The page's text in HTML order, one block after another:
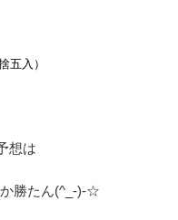
五入）
想は
勝たん(^_-)-☆